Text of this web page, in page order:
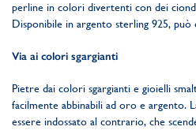
perline in colori divertenti con dei
Disponibile in argento sterling 925,
Via ai colori sgargianti
Pietre dai colori sgargianti e gioielli
facilmente abbinabili ad oro e argento.
essere indossato al contrario, che